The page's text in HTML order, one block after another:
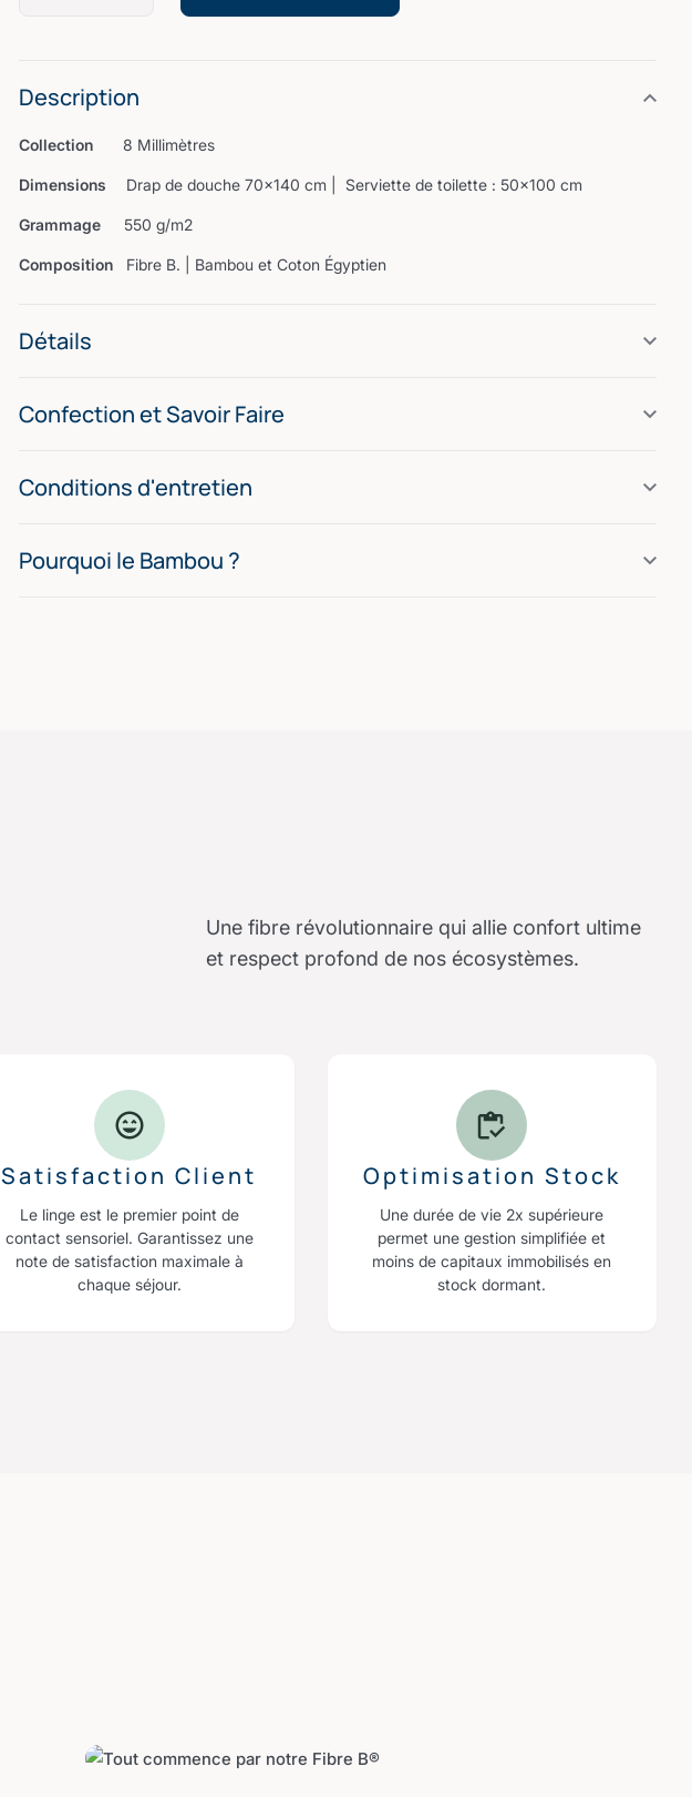
Description
Collection 8 Millimètres
Dimensions Drap de douche 70×140 cm | Serviette de toilette : 50×100 cm
Grammage 550 g/m2
Composition Fibre B. | Bambou et Coton Égyptien
Détails
Confection et Savoir Faire
Conditions d'entretien
Pourquoi le Bambou ?
Une fibre révolutionnaire qui allie confort ultime
et respect profond de nos écosystèmes.
Satisfaction Client
Le linge est le premier point de
contact sensoriel. Garantissez une
note de satisfaction maximale à
chaque séjour.
Optimisation Stock
Une durée de vie 2x supérieure
permet une gestion simplifiée et
moins de capitaux immobilisés en
stock dormant.